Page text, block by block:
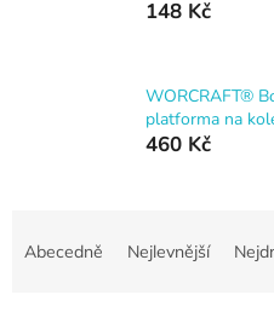
148 Kč
WORCRAFT®
platforma na
460 Kč
Abecedně Nejlevnější